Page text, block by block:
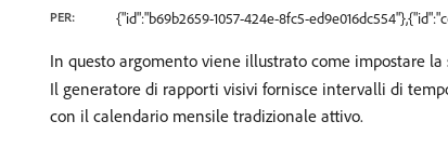
PER:
{"id":"b69b2659-1057-424e-8fc5-
In questo argomento viene illustrato come impostare
Il generatore di rapporti visivi fornisce intervalli di
con il calendario mensile tradizionale attivo.